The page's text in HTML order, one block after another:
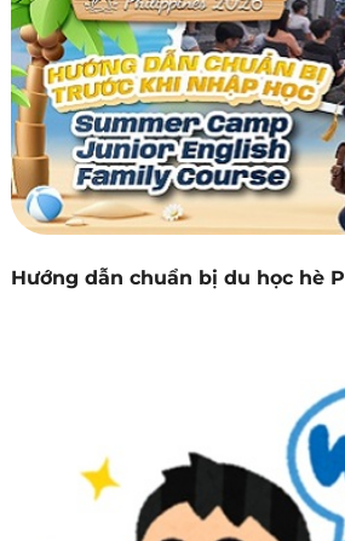
Hướng dẫn chuẩn bị du học hè